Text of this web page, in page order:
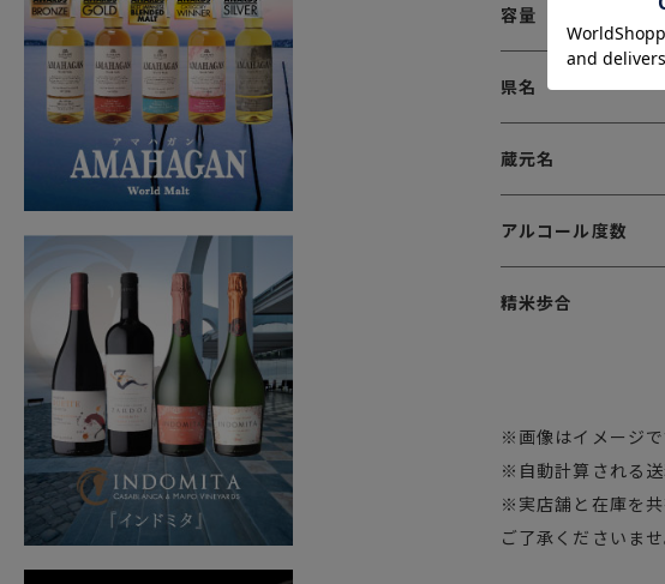
容量
県名
蔵元名
アルコール度数
精米歩合
※画像はイメージで
※自動計算される送
※実店舗と在庫を
ご了承くださいませ